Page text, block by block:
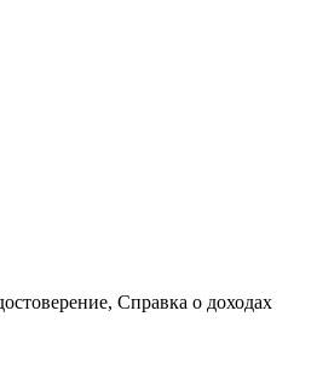
Справка о доходах